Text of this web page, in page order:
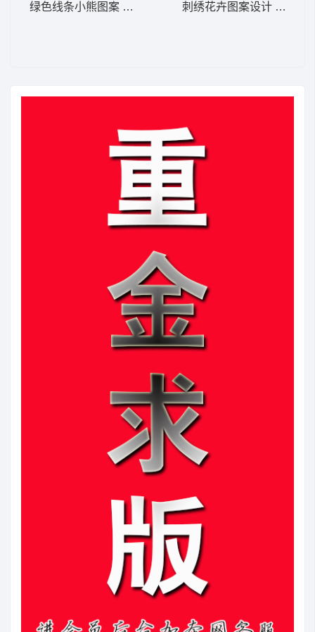
绿色线条小熊图案 兔子 刺绣花卉图案设计 漂亮的